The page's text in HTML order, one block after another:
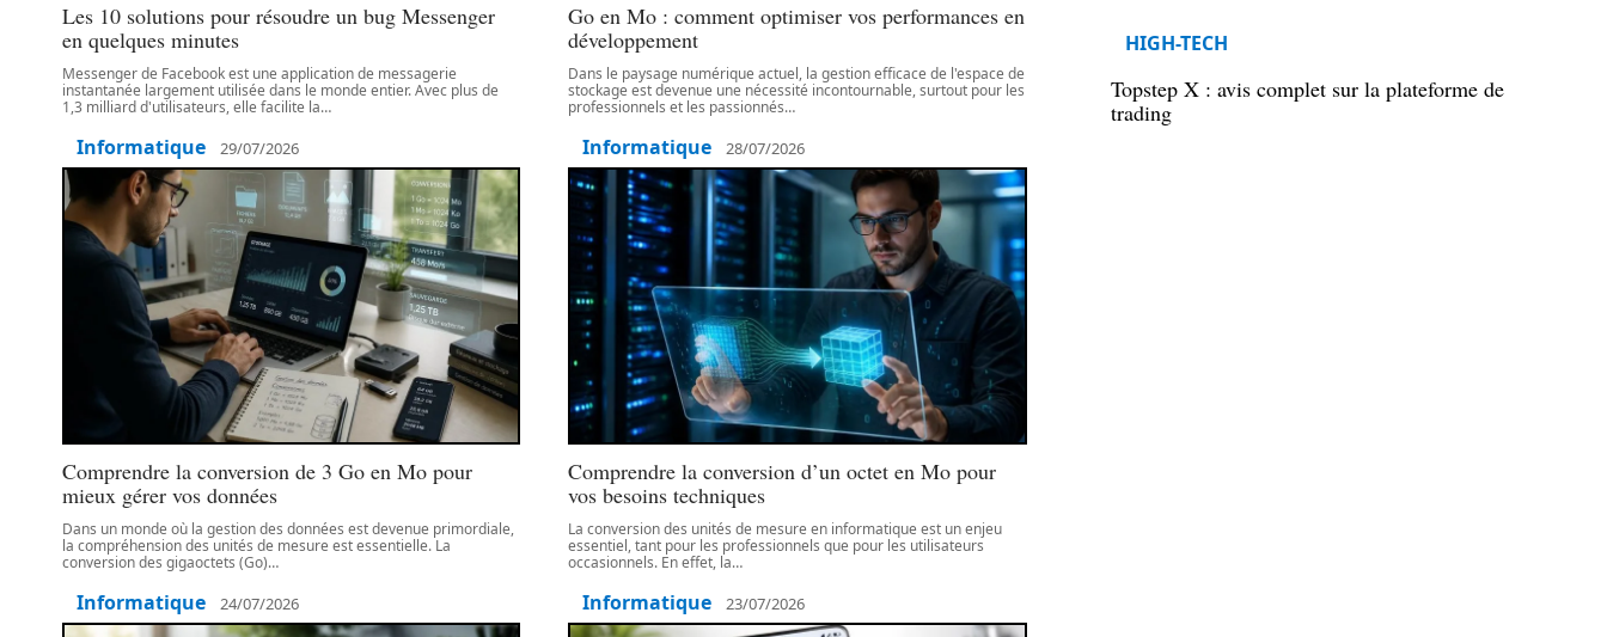
Les 10 solutions pour résoudre un bug Messenger
en quelques minutes
Messenger de Facebook est une application de messagerie
instantanée largement utilisée dans le monde entier. Avec plus de
1,3 milliard d'utilisateurs, elle facilite la…
Informatique 29/07/2026
Go en Mo : comment optimiser vos performances en
développement
Dans le paysage numérique actuel, la gestion efficace de l'espace de
stockage est devenue une nécessité incontournable, surtout pour les
professionnels et les passionnés…
Informatique 28/07/2026
Comprendre la conversion de 3 Go en Mo pour
mieux gérer vos données
Dans un monde où la gestion des données est devenue primordiale,
la compréhension des unités de mesure est essentielle. La
conversion des gigaoctets (Go)…
Informatique 24/07/2026
Comprendre la conversion d’un octet en Mo pour
vos besoins techniques
La conversion des unités de mesure en informatique est un enjeu
essentiel, tant pour les professionnels que pour les utilisateurs
occasionnels. En effet, la…
Informatique 23/07/2026
HIGH-TECH
Topstep X : avis complet sur la plateforme de
trading